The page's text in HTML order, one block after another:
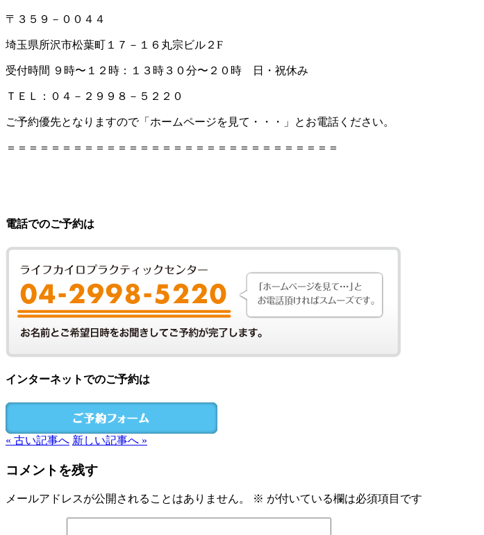
〒３５９－００４４
埼玉県所沢市松葉町１７－１６丸宗ビル２F
受付時間 ９時〜１２時：１３時３０分〜２０時 日・祝休み
ＴＥＬ：０４－２９９８－５２２０
ご予約優先となりますので「ホームページを見て・・・」とお電話ください。
＝＝＝＝＝＝＝＝＝＝＝＝＝＝＝＝＝＝＝＝＝＝＝＝＝＝＝＝＝＝
電話でのご予約は
インターネットでのご予約は
« 古い記事へ 新しい記事へ »
コメントを残す
メールアドレスが公開されることはありません。 ※ が付いている欄は必須項目です